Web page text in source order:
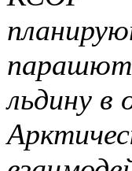
льдину в